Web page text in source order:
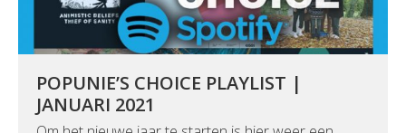
POPUNIE’S CHOICE PLAYLIST |
JANUARI 2021